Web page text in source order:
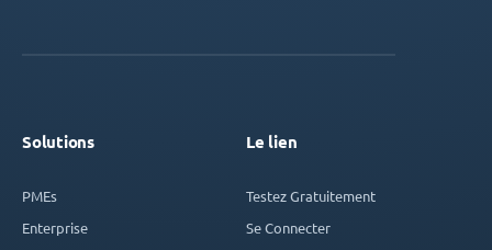
Solutions
PMEs
Enterprise
Le lien
Testez Gratuitement
Se Connecter